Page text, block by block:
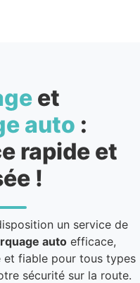
et
auto :
rapide et
!
un service de
auto efficace,
et fiable pour tous types
sécurité sur la route.